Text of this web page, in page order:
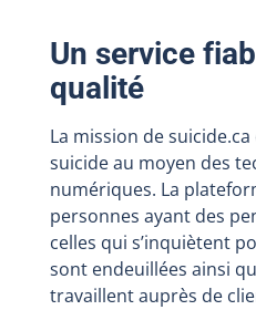
Un service
qualité
La mission de
suicide au moyen des
numériques. La
personnes ayant des
celles qui s’inquiètent
sont endeuillées ainsi
travaillent auprès de